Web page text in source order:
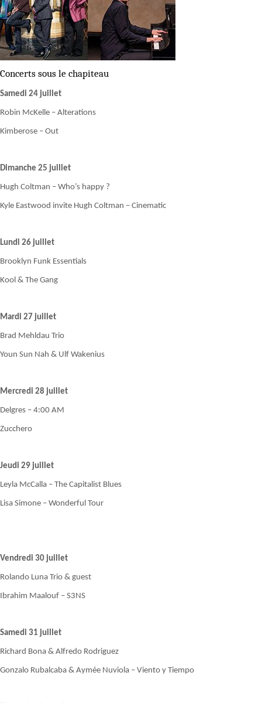
Concerts sous le chapiteau
Samedi 24 juillet
Robin McKelle – Alterations
Kimberose – Out
Dimanche 25 juillet
Hugh Coltman – Who’s happy ?
Kyle Eastwood invite Hugh Coltman – Cinematic
Lundi 26 juillet
Brooklyn Funk Essentials
Kool & The Gang
Mardi 27 juillet
Brad Mehldau Trio
Youn Sun Nah & Ulf Wakenius
Mercredi 28 juillet
Delgres – 4:00 AM
Zucchero
Jeudi 29 juillet
Leyla McCalla – The Capitalist Blues
Lisa Simone – Wonderful Tour
Vendredi 30 juillet
Rolando Luna Trio & guest
Ibrahim Maalouf – S3NS
Samedi 31 juillet
Richard Bona & Alfredo Rodriguez
Gonzalo Rubalcaba & Aymée Nuviola – Viento y Tiempo